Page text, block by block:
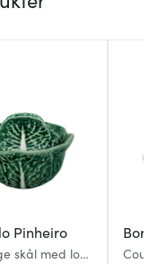
Pinheiro
skål med lock